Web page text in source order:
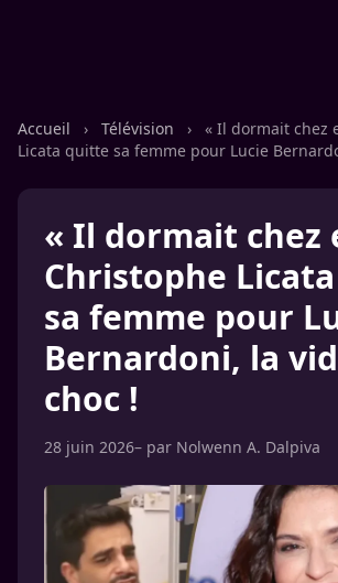
Accueil › Télévision ›
« Il dormait chez
Licata quitte sa femme pour Lucie
« Il dormait chez
Christophe
sa femme pour
Bernardoni, la
choc !
28 juin 2026– par Nolwenn A. Dalpiva